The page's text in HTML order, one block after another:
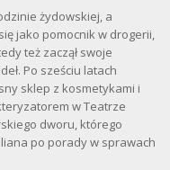
żydowskiej, a
jako pomocnik w drogerii,
też zaczął swoje
Po sześciu latach
sklep z kosmetykami i
w Teatrze
dworu, którego
po porady w sprawach